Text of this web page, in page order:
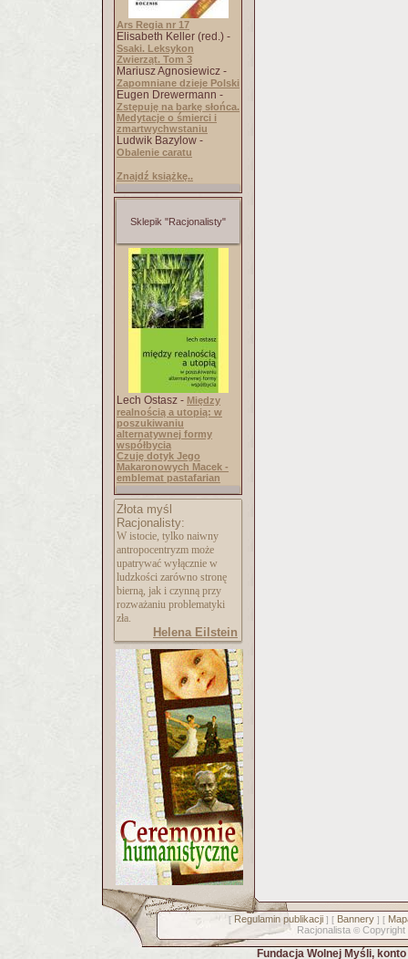
Ars Regia nr 17
Elisabeth Keller (red.) -
Ssaki. Leksykon
Zwierząt. Tom 3
Mariusz Agnosiewicz -
Zapomniane dzieje Polski
Eugen Drewermann -
Zstępuję na barkę słońca.
Medytacje o śmierci i
zmartwychwstaniu
Ludwik Bazylow -
Obalenie caratu
Znajdź książkę..
Sklepik "Racjonalisty"
Lech Ostasz - Między
realnością a utopią: w
poszukiwaniu
alternatywnej formy
współbycia
Czuję dotyk Jego
Makaronowych Macek -
emblemat pastafarian
Złota myśl
Racjonalisty:
W istocie, tylko naiwny
antropocentryzm może
upatrywać wyłącznie w
ludzkości zarówno stronę
bierną, jak i czynną przy
rozważaniu problematyki
zła.
Helena Eilstein
[ Regulamin publikacji] [ Bannery] [
Racjonalista © Copyright
Fundacja Wolnej Myśli,